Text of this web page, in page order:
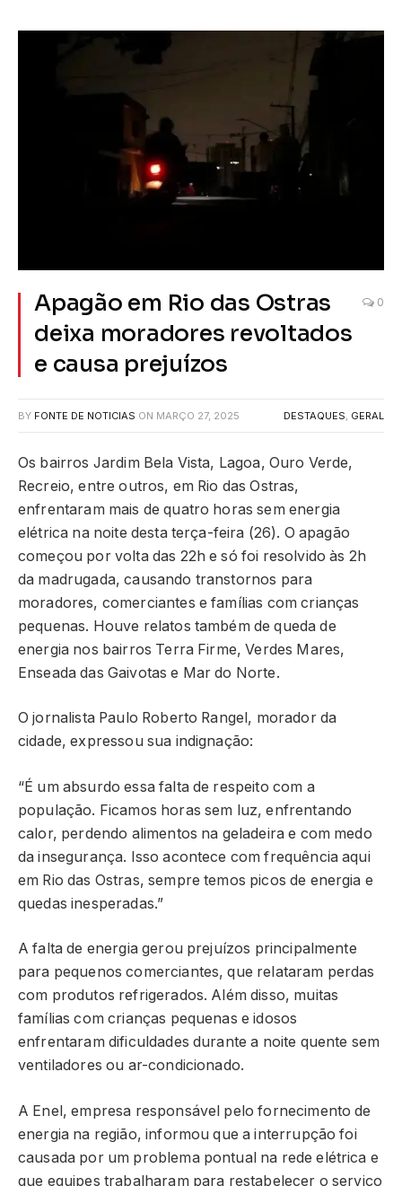
Apagão em Rio das Ostras
deixa moradores revoltados
e causa prejuízos
0
BY FONTE DE NOTICIAS ON MARÇO 27, 2025 DESTAQUES GERAL
Os bairros Jardim Bela Vista, Lagoa, Ouro Verde,
Recreio, entre outros, em Rio das Ostras,
enfrentaram mais de quatro horas sem energia
elétrica na noite desta terça-feira (26). O apagão
começou por volta das 22h e só foi resolvido às 2h
da madrugada, causando transtornos para
moradores, comerciantes e famílias com crianças
pequenas. Houve relatos também de queda de
energia nos bairros Terra Firme, Verdes Mares,
Enseada das Gaivotas e Mar do Norte.
O jornalista Paulo Roberto Rangel, morador da
cidade, expressou sua indignação:
“É um absurdo essa falta de respeito com a
população. Ficamos horas sem luz, enfrentando
calor, perdendo alimentos na geladeira e com medo
da insegurança. Isso acontece com frequência aqui
em Rio das Ostras, sempre temos picos de energia e
quedas inesperadas.”
A falta de energia gerou prejuízos principalmente
para pequenos comerciantes, que relataram perdas
com produtos refrigerados. Além disso, muitas
famílias com crianças pequenas e idosos
enfrentaram dificuldades durante a noite quente sem
ventiladores ou ar-condicionado.
A Enel, empresa responsável pelo fornecimento de
energia na região, informou que a interrupção foi
causada por um problema pontual na rede elétrica e
que equipes trabalharam para restabelecer o serviço